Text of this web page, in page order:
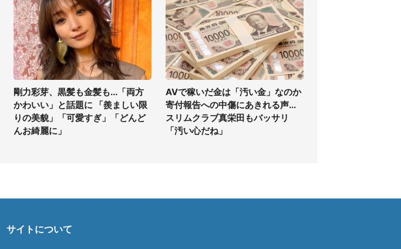
剛力彩芽、黒髪も金髪も...「両方
かわいい」と話題に 「羨ましい限
りの美貌」「可愛すぎ」「どんど
んお綺麗に」
AVで稼いだ金は「汚い金」なのか
寄付報告への中傷にあきれる声...
スリムクラブ真栄田もバッサリ
「汚い心だね」
サイトについて